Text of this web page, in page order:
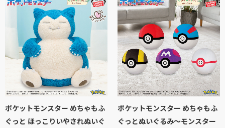
ポケットモンスター めちゃもふ
ぐっと ほっこりいやされぬいぐ
ポケットモンスター めちゃもふ
ぐっとぬいぐるみ～モンスター